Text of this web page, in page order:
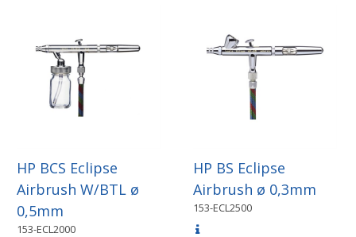
HP BCS Eclipse
Airbrush W/BTL ø
0,5mm
153-ECL2000
HP BS Eclipse
Airbrush ø 0,3mm
153-ECL2500